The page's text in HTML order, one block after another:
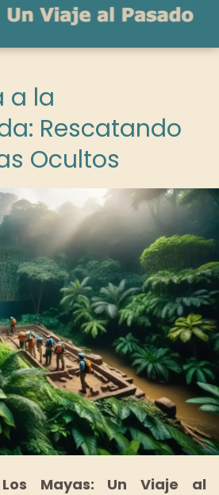
a la
Rescatando
Ocultos
Los Mayas: Un Viaje al